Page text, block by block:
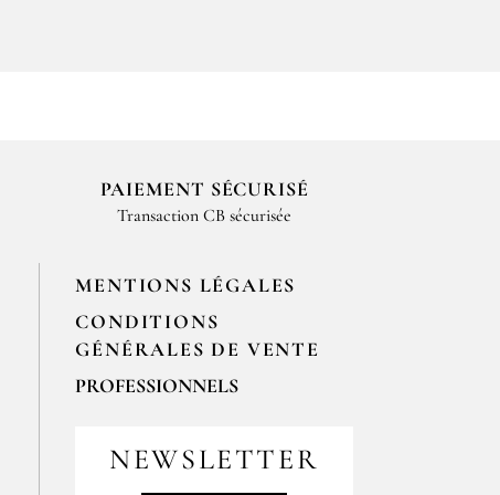
PAIEMENT SÉCURISÉ
Transaction CB sécurisée
MENTIONS LÉGALES
CONDITIONS
GÉNÉRALES DE VENTE
PROFESSIONNELS
professionnelles, merci de nous
contacter par email
NEWSLETTER